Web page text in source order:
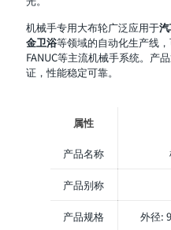
机械手专用大布轮广泛应用于
金卫浴等领域的自动化生产线，
FANUC等主流机械手系统。产
证，性能稳定可靠。
属性
产品名称
产品别称
产品规格 外径: